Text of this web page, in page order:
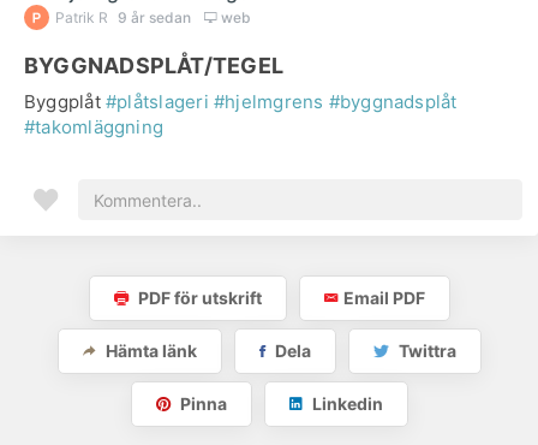
Patrik R 9 år sedan web
BYGGNADSPLÅT/TEGEL
Byggplåt#plåtslageri #hjelmgrens #byggnadsplåt
#takomläggning
PDF för utskrift Email PDF
Hämta länk Dela Twittra
Pinna Linkedin